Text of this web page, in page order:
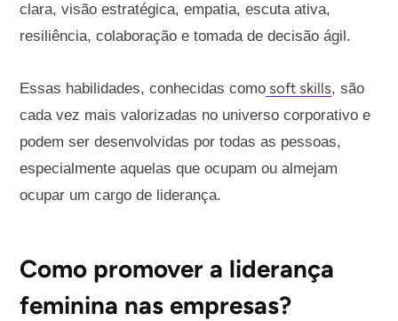
clara, visão estratégica, empatia, escuta ativa,
resiliência, colaboração e tomada de decisão ágil.
Essas habilidades, conhecidas como soft skills, são
cada vez mais valorizadas no universo corporativo e
podem ser desenvolvidas por todas as pessoas,
especialmente aquelas que ocupam ou almejam
ocupar um cargo de liderança.
Como promover a liderança
feminina nas empresas?